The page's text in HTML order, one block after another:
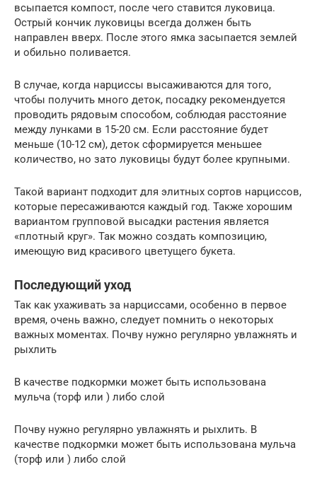
всыпается компост, после чего ставится луковица.
Острый кончик луковицы всегда должен быть
направлен вверх. После этого ямка засыпается землей
и обильно поливается.
В случае, когда нарциссы высаживаются для того,
чтобы получить много деток, посадку рекомендуется
проводить рядовым способом, соблюдая расстояние
между лунками в 15-20 см. Если расстояние будет
меньше (10-12 см), деток сформируется меньшее
количество, но зато луковицы будут более крупными.
Такой вариант подходит для элитных сортов нарциссов,
которые пересаживаются каждый год. Также хорошим
вариантом групповой высадки растения является
«плотный круг». Так можно создать композицию,
имеющую вид красивого цветущего букета.
Последующий уход
Так как ухаживать за нарциссами, особенно в первое
время, очень важно, следует помнить о некоторых
важных моментах. Почву нужно регулярно увлажнять и
рыхлить
В качестве подкормки может быть использована
мульча (торф или ) либо слой
Почву нужно регулярно увлажнять и рыхлить. В
качестве подкормки может быть использована мульча
(торф или ) либо слой